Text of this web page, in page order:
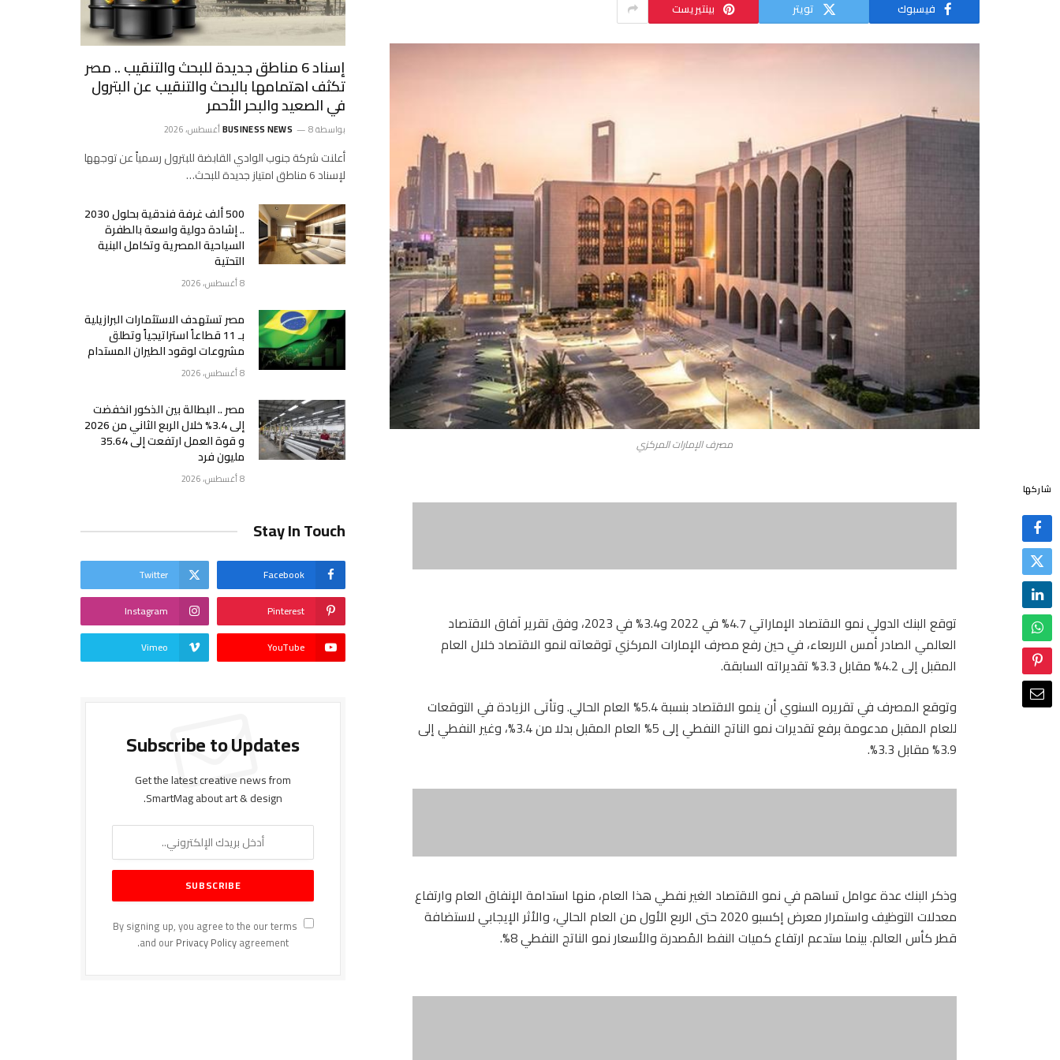
فيسبوك تويتر بينتيريست
مصرف الإمارات المركزي
شاركها
توقع البنك الدولي نمو الاقتصاد الإماراتي 4.7% في 2022 و3.4% في 2023، وفق تقرير آفاق الاقتصاد
العالمي الصادر أمس الاربعاء، في حين رفع مصرف الإمارات المركزي توقعاته لنمو الاقتصاد خلال العام
المقبل إلى 4.2% مقابل 3.3% تقديراته السابقة.
وتوقع المصرف في تقريره السنوي أن ينمو الاقتصاد بنسبة 5.4% العام الحالي. وتأتى الزيادة في التوقعات
للعام المقبل مدعومة برفع تقديرات نمو الناتج النفطي إلى 5% العام المقبل بدلا من 3.4%، وغير النفطي إلى
3.9% مقابل 3.3%.
وذكر البنك عدة عوامل تساهم في نمو الاقتصاد الغير نفطي هذا العام، منها استدامة الإنفاق العام وارتفاع
معدلات التوظيف واستمرار معرض إكسبو 2020 حتى الربع الأول من العام الحالي، والأثر الإيجابي لاستضافة
قطر كأس العالم. بينما ستدعم ارتفاع كميات النفط المُصدرة والأسعار نمو الناتج النفطي 8%.
إسناد 6 مناطق جديدة للبحث والتنقيب .. مصر
تكثف اهتمامها بالبحث والتنقيب عن البترول
في الصعيد والبحر الأحمر
بواسطة BUSINESS NEWS 8 أغسطس، 2026
أعلنت شركة جنوب الوادي القابضة للبترول رسمياً عن توجهها
لإسناد 6 مناطق امتياز جديدة للبحث…
500 ألف غرفة فندقية بحلول 2030
.. إشادة دولية واسعة بالطفرة
السياحية المصرية وتكامل البنية
التحتية
8 أغسطس، 2026
مصر تستهدف الاستثمارات البرازيلية
بـ 11 قطاعاً استراتيجياً وتطلق
مشروعات لوقود الطيران المستدام
8 أغسطس، 2026
مصر .. البطالة بين الذكور انخفضت
إلى 3.4% خلال الربع الثاني من 2026
و قوة العمل ارتفعت إلى 35.64
مليون فرد
8 أغسطس، 2026
Stay In Touch
Facebook
Twitter
Pinterest
Instagram
YouTube
Vimeo
Subscribe to Updates
Get the latest creative news from
SmartMag about art & design.
By signing up, you agree to the our terms
and ourPrivacy Policyagreement.